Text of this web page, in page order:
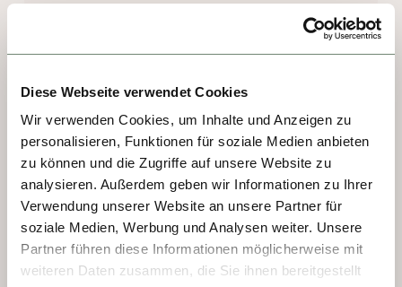
Diese Webseite verwendet Cookies
Wir verwenden Cookies, um Inhalte und Anzeigen zu
personalisieren, Funktionen für soziale Medien anbieten
zu können und die Zugriffe auf unsere Website zu
analysieren. Außerdem geben wir Informationen zu Ihrer
Verwendung unserer Website an unsere Partner für
soziale Medien, Werbung und Analysen weiter. Unsere
Partner führen diese Informationen möglicherweise mit
weiteren Daten zusammen, die Sie ihnen bereitgestellt
TAG 4 - LINZ